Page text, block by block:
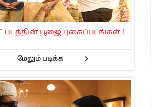
படத்தின் பூஜை புகைப்படங்கள் !
மேலும் படிக்க